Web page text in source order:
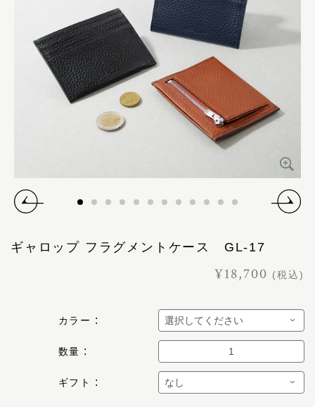
ギャロップ フラグメントケース GL-17
¥18,700 (税込)
カラー
数量
ギフト